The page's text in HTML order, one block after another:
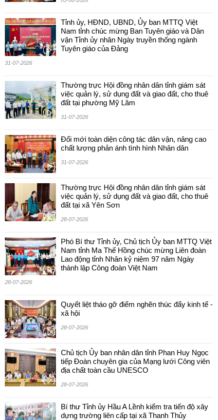
Tỉnh ủy, HĐND, UBND, Ủy ban MTTQ Việt
Nam tỉnh chúc mừng Ban Tuyên giáo và Dân
vận Tỉnh ủy nhân Ngày truyền thống ngành
Tuyên giáo của Đảng
31-07-2026
Thường trực Hội đồng nhân dân tỉnh giám sát
việc quản lý, sử dụng đất và giao đất, cho thuê
đất tại phường Mỹ Lâm
31-07-2026
Đổi mới toàn diện công tác dân vận, nâng cao
chất lượng phản ánh tình hình Nhân dân
31-07-2026
Thường trực Hội đồng nhân dân tỉnh giám sát
việc quản lý, sử dụng đất và giao đất, cho thuê
đất tại xã Yên Sơn
28-07-2026
Phó Bí thư Tỉnh ủy, Chủ tịch Ủy ban MTTQ Việt
Nam tỉnh Ma Thế Hồng chúc mừng Liên đoàn
Lao động tỉnh Nhân kỷ niệm 97 năm Ngày
thành lập Công đoàn Việt Nam
28-07-2026
Quyết liệt tháo gỡ điểm nghẽn thúc đẩy kinh tế -
xã hội
28-07-2026
Chủ tịch Ủy ban nhân dân tỉnh Phan Huy Ngọc
tiếp Đoàn chuyên gia của Mạng lưới Công viên
địa chất toàn cầu UNESCO
28-07-2026
Bí thư Tỉnh ủy Hầu A Lềnh kiểm tra tiến độ xây
dựng trường liên cấp tại xã Thanh Thủy